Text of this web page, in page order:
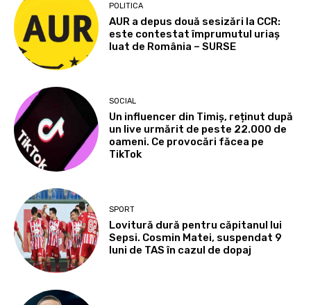
POLITICA
AUR a depus două sesizări la CCR:
este contestat împrumutul uriaș
luat de România – SURSE
SOCIAL
Un influencer din Timiș, reținut după
un live urmărit de peste 22.000 de
oameni. Ce provocări făcea pe
TikTok
SPORT
Lovitură dură pentru căpitanul lui
Sepsi. Cosmin Matei, suspendat 9
luni de TAS în cazul de dopaj